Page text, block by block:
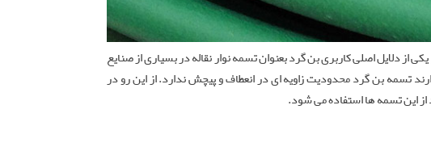
دلایل اصلی کاربری بن گرد بعنوان تسمه نوار نقاله در بسیاری از صنایع
بن گرد محدودیت زاویه ای در انعطاف و پیچش ندارد. از این رو در
از این تسمه ها استفاده می شود.